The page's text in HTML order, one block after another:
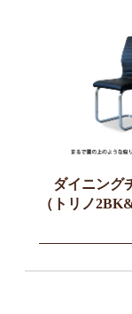
ダイニング
（トリノ